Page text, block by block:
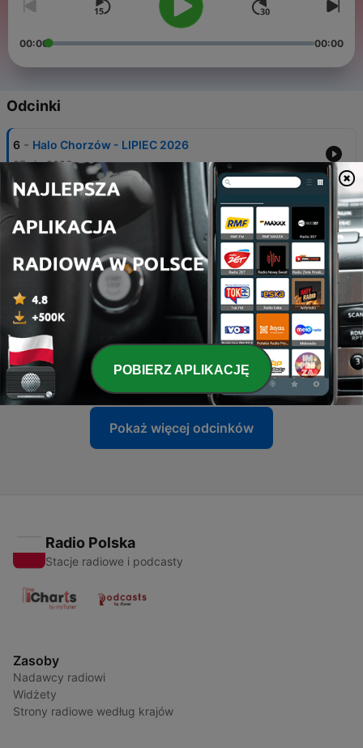
00:00 00:00
Odcinki
6 - Halo Chorzów - LIPIEC 2026
07 sie 2026
5 - Halo Chorzów - CZERWIEC 2026
Halo Chorzów - MAJ 2026
02 cze 2026
3 - Halo Chorzów - KWIECIEŃ 2026
23 kwi 2026
2 - Halo Chorzów - MARZEC 2026
01 kwi 2026
Pokaż więcej odcinków
Radio Polska
Stacje radiowe i podcasty
Zasoby
Nadawcy radiowi
Widżety
Strony radiowe według krajów
POBIERZ APLIKACJĘ